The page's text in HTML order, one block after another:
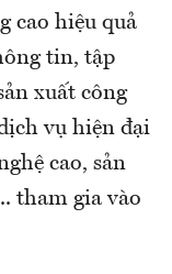
cao hiệu quả
tin, tập
xuất công
vụ hiện đại
cao, sản
tham gia vào